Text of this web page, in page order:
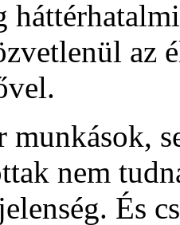
az
munkások,
nem
És